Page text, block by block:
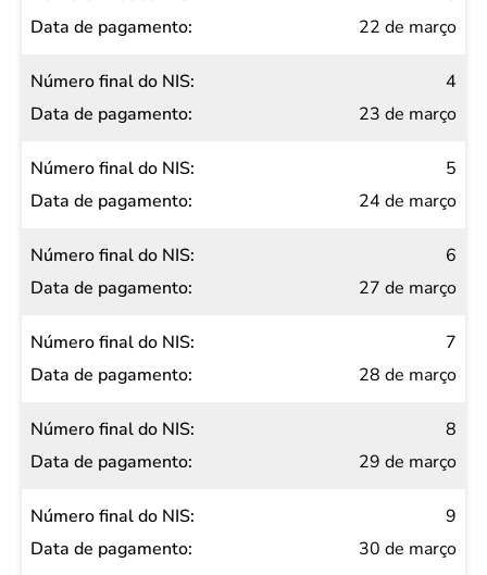
22 de março
4
23 de março
5
24 de março
6
27 de março
7
28 de março
8
29 de março
9
30 de março